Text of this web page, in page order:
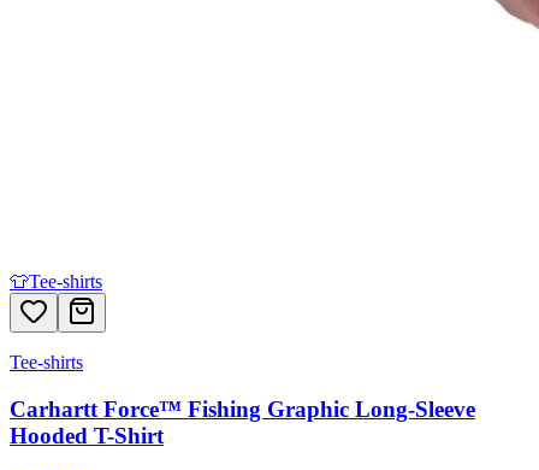
👕Tee-shirts
Tee-shirts
Carhartt Force™ Fishing Graphic Long-Sleeve
Hooded T-Shirt